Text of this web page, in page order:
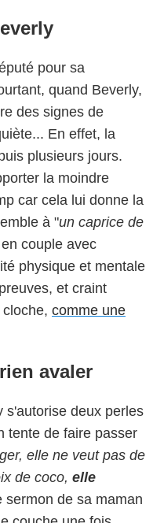
pour sa
quand Beverly,
des signes de
En effet, la
plusieurs jours.
la moindre
car cela lui donne la
à "un caprice de
couple avec
physique et mentale
et craint
comme une
avaler
s'autorise deux perles
tente de faire passer
elle ne veut pas de
de coco, elle
sermon de sa maman